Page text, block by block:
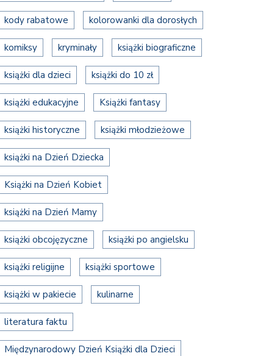
kody rabatowe kolorowanki dla dorosłych
komiksy kryminały książki biograficzne
książki dla dzieci książki do 10 zł
książki edukacyjne Książki fantasy
książki historyczne książki młodzieżowe
książki na Dzień Dziecka
Książki na Dzień Kobiet
książki na Dzień Mamy
książki obcojęzyczne książki po angielsku
książki religijne książki sportowe
książki w pakiecie kulinarne
literatura faktu
Międzynarodowy Dzień Książki dla Dzieci